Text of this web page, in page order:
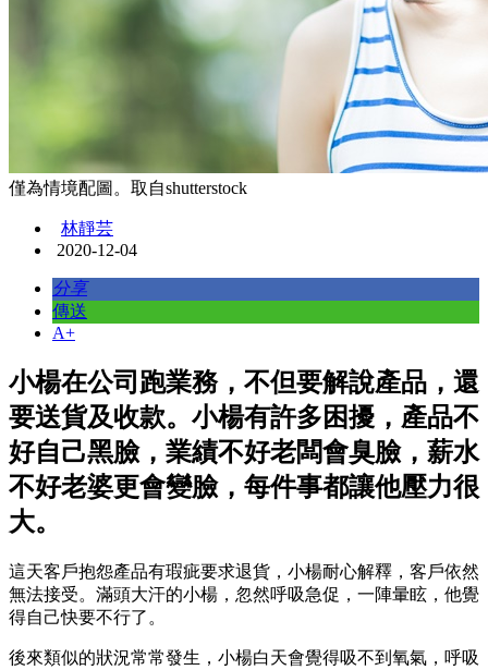
僅為情境配圖。取自shutterstock
林靜芸
2020-12-04
分享
傳送
A+
小楊在公司跑業務，不但要解說產品，還
要送貨及收款。小楊有許多困擾，產品不
好自己黑臉，業績不好老闆會臭臉，薪水
不好老婆更會變臉，每件事都讓他壓力很
大。
這天客戶抱怨產品有瑕疵要求退貨，小楊耐心解釋，客戶依然
無法接受。滿頭大汗的小楊，忽然呼吸急促，一陣暈眩，他覺
得自己快要不行了。
後來類似的狀況常常發生，小楊白天會覺得吸不到氧氣，呼吸